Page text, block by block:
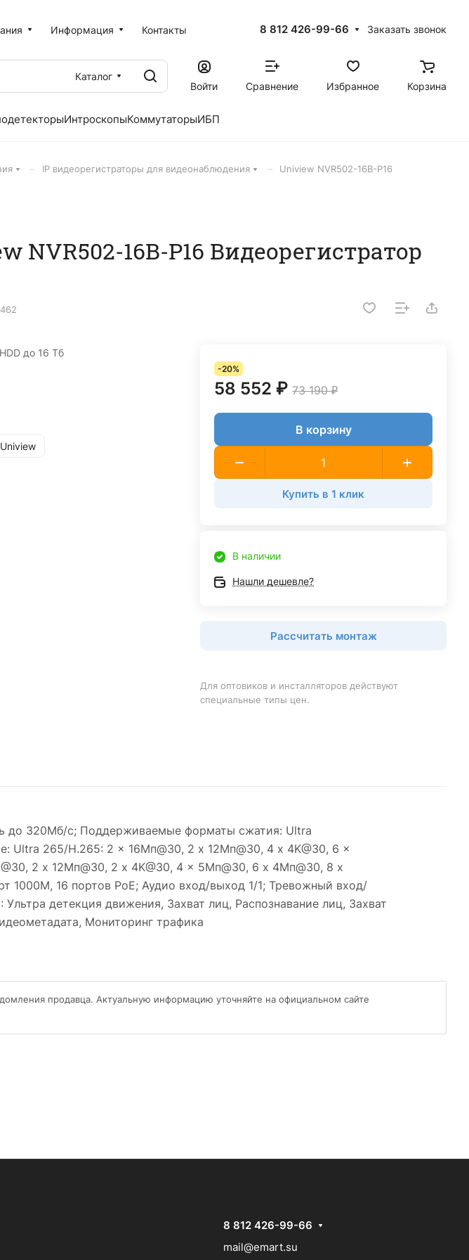
Информация Контакты 8 812 426-99-66 Заказать звонок
Каталог
Войти
Сравнение Избранное Корзина
ИнтроскопыКоммутаторыИБП
IP видеорегистраторы для видеонаблюдения
Uniview NVR502-16B-P16
NVR502-16B-P16 Видеорегистратор
до 16 Тб
-20%
58 552 ₽ 73 190 ₽
В корзину
Купить в 1 клик
В наличии
Нашли дешевле?
Рассчитать монтаж
Для оптовиков и инсталляторов действуют
специальные типы цен.
до 320Мб/с; Поддерживаемые форматы сжатия: Ultra
Ultra 265/H.265: 2 x 16Мп@30, 2 x 12Мп@30, 4 x 4K@30, 6 x
2 x 12Мп@30, 2 x 4K@30, 4 x 5Мп@30, 6 x 4Мп@30, 8 x
1000М, 16 портов PoE; Аудио вход/выход 1/1; Тревожный вход/
детекция движения, Захват лиц, Распознавание лиц, Захват
Мониторинг трафика
продавца. Актуальную информацию уточняйте на официальном сайте
8 812 426-99-66
mail@emart.su